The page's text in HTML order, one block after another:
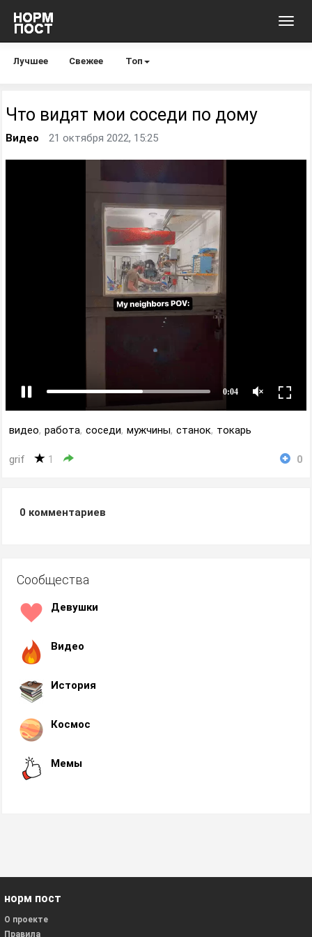
Лучшее Свежее Топ
Что видят мои соседи по дому
Видео 21 октября 2022, 15:25
видео, работа, соседи, мужчины, станок, токарь
grif 1 0
0 комментариев
Сообщества
Девушки
Видео
История
Космос
Мемы
норм пост
О проекте
Правила